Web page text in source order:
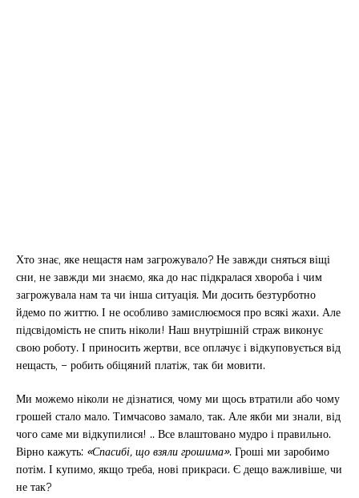
Хто знає, яке нещастя нам загрожувало? Не завжди сняться віщі
сни, не завжди ми знаємо, яка до нас підкралася хвороба і чим
загрожувала нам та чи інша ситуація. Ми досить безтурботно
йдемо по життю. І не особливо замислюємося про всякі жахи. Але
підсвідомість не спить ніколи! Наш внутрішній страж виконує
свою роботу. І приносить жертви, все оплачує і відкуповується від
нещасть, – робить обіцяний платіж, так би мовити.
Ми можемо ніколи не дізнатися, чому ми щось втратили або чому
грошей стало мало. Тимчасово замало, так. Але якби ми знали, від
чого саме ми відкупилися! .. Все влаштовано мудро і правильно.
Вірно кажуть: «Спасибі, що взяли грошима». Гроші ми заробимо
потім. І купимо, якщо треба, нові прикраси. Є дещо важливіше, чи
не так?